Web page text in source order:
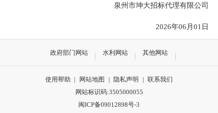
泉州市坤大招标代理有限公司
2026年06月01日
政府部门网站 水利网站 其他网站
使用帮助 | 网站地图 | 隐私声明 | 联系我们
网站标识码:3505000055
闽ICP备09012898号-3